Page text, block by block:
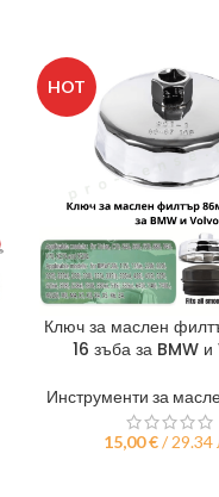
HOT
ДОБАВЯНЕ В
Ключ за маслен
16 зъба за BMW
Инструменти за
15,00€/ 29.34